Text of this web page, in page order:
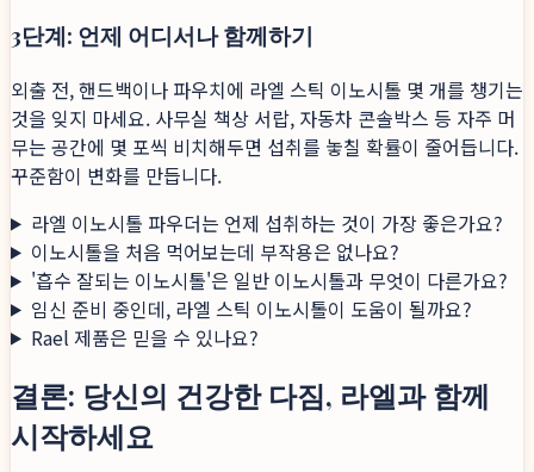
3단계: 언제 어디서나 함께하기
외출 전, 핸드백이나 파우치에 라엘 스틱 이노시톨 몇 개를 챙기는
것을 잊지 마세요. 사무실 책상 서랍, 자동차 콘솔박스 등 자주 머
무는 공간에 몇 포씩 비치해두면 섭취를 놓칠 확률이 줄어듭니다.
꾸준함이 변화를 만듭니다.
라엘 이노시톨 파우더는 언제 섭취하는 것이 가장 좋은가요?
이노시톨을 처음 먹어보는데 부작용은 없나요?
'흡수 잘되는 이노시톨'은 일반 이노시톨과 무엇이 다른가요?
임신 준비 중인데, 라엘 스틱 이노시톨이 도움이 될까요?
Rael 제품은 믿을 수 있나요?
결론: 당신의 건강한 다짐, 라엘과 함께
시작하세요